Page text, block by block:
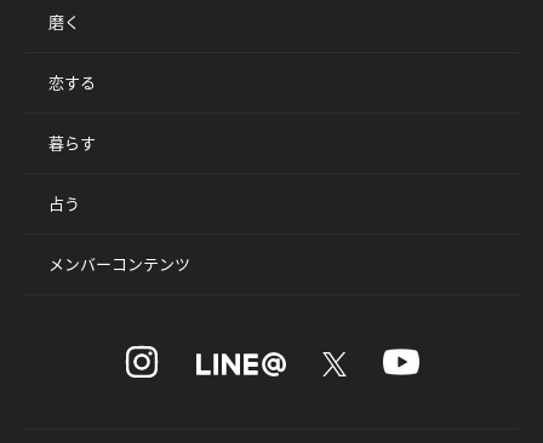
磨く
恋する
暮らす
占う
メンバーコンテンツ